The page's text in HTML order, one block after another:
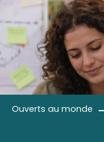
Ouverts au monde